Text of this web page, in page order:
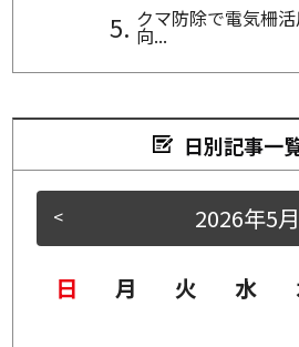
クマ防除で電気柵
向...
日別記事一
< 2026年5月
日 月 火 水